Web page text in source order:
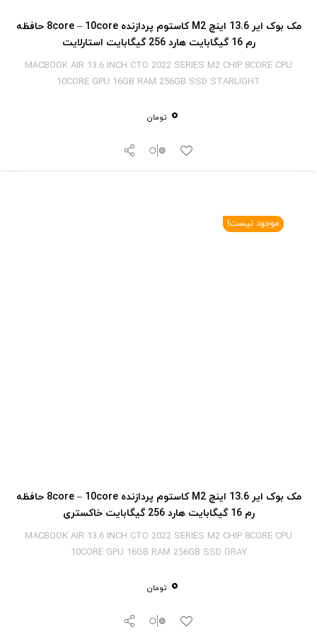
مک بوک ایر 13.6 اینچ M2 کاستوم پردازنده 8core – 10core حافظه
رم 16 گیگابایت هارد 256 گیگابایت استارلایت
MACBOOK AIR 13.6 INCH CTO 2022 SERIES M2 CHIP 8CORE CPU
10CORE GPU 16GB RAM 256GB SSD STARLIGHT
0 تومان
موجود نیست!
مک بوک ایر 13.6 اینچ M2 کاستوم پردازنده 8core – 10core حافظه
رم 16 گیگابایت هارد 256 گیگابایت خاکستری
MACBOOK AIR 13.6 INCH CTO 2022 SERIES M2 CHIP 8CORE CPU
10CORE GPU 16GB RAM 256GB SSD GRAY
0 تومان